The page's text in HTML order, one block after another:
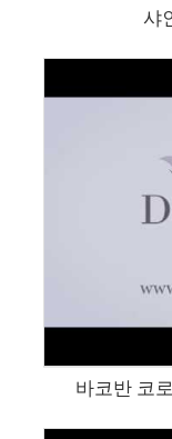
샤
바코반 코